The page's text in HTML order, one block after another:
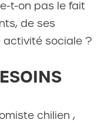
t-on pas le fait
de ses
activité sociale ?
chilien ,